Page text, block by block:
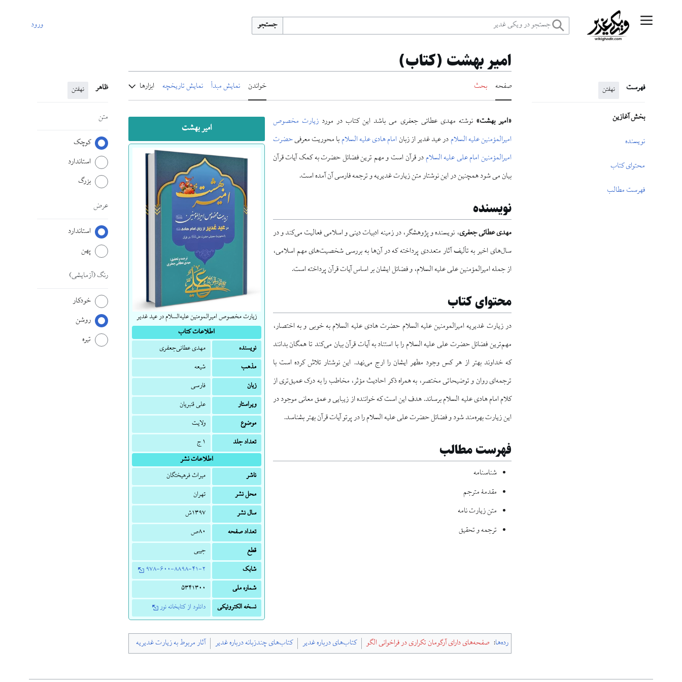
منوی اصلی جستجو ورود
فهرست نهفتن
بخش آغازین
نویسنده
محتوای کتاب
فهرست مطالب
امیر بهشت (کتاب)
صفحه بحث خواندن نمایش مبدأ نمایش تاریخچه ابزارها ظاهر نهفتن
متن
کوچک
استاندارد
بزرگ
عرض
استاندارد
پهن
رنگ(آزمایشی)
خودکار
روشن
تیره
امیر بهشت
زیارت مخصوص امیرالمومنین علیه‌السلام در عید غدیر
اطلاعات کتاب
نویسنده
مهدی عطائی‌جعفری
مذهب
شیعه
زبان
فارسی
ویراستار
علی قنبریان
موضوع
ولایت
تعداد جلد
۱ ج
اطلاعات نشر
ناشر
میراث فرهیختگان
محل نشر
تهران
سال نشر
‫۱۳۹۷ش
تعداد صفحه
۸۰ص
قطع
جیبی
شابک
۹۷۸-۶۰۰-۸۸۹۸-۴۱-۲
شماره ملی
۵۳۴۱۳۰۰
نسخه الکترونیکی
دانلود از کتابخانه نور
«امیر بهشت» نوشته مهدی عطائی جعفری می باشد این کتاب در موردزیارت مخصوص
امیرالمؤمنین علیه السلامدر عید غدیر از زبانامام هادی علیه السلامبا محوریت معرفیحضرت
امیرالمؤمنین امام علی علیه السلامدر قرآن است و مهم ترین فضائل حضرت به کمک آیات قرآن
بیان می شود همچنین در این نوشتار متن زیارت غدیریه و ترجمه فارسی آن آمده است.
نویسنده
مهدی عطائی جعفری، نویسنده و پژوهشگر، در زمینه ادبیات دینی و اسلامی فعالیت می‌کند و در
سال‌های اخیر به تألیف آثار متعددی پرداخته که در آن‌ها به بررسی شخصیت‌های مهم اسلامی،
از جمله امیرالمؤمنین علی علیه السلام، و فضائل ایشان بر اساس آیات قرآن پرداخته است.
محتوای کتاب
در زیارت غدیریه امیرالمومنین علیه السلام حضرت هادی علیه السلام به خوبی و به اختصار،
مهم‌ترین فضائل حضرت علی علیه السلام را با استناد به آیات قرآن بیان می‌کند تا همگان بدانند
که خداوند بهتر از هر کس وجود مطهر ایشان را ارج می‌نهد. این نوشتار تلاش کرده است با
ترجمه‌ای روان و توضیحاتی مختصر، به همراه ذکر احادیث مؤثر، مخاطب را به درک عمیق‌تری از
کلام امام هادی علیه السلام برساند. هدف این است که خواننده از زیبایی و عمق معانی موجود در
این زیارت بهره‌مند شود و فضائل حضرت علی علیه السلام را در پرتو آیات قرآن بهتر بشناسد.
فهرست مطالب
شناسنامه
مقدمۀ مترجم
متن زيارت نامه
ترجمه و تحقيق
رده‌ها: صفحه‌های دارای آرگومان تکراری در فراخوانی الگو کتاب‌های درباره غدیر کتاب‌های چندزبانه درباره غدیر آثار مربوط به زیارت غدیریه